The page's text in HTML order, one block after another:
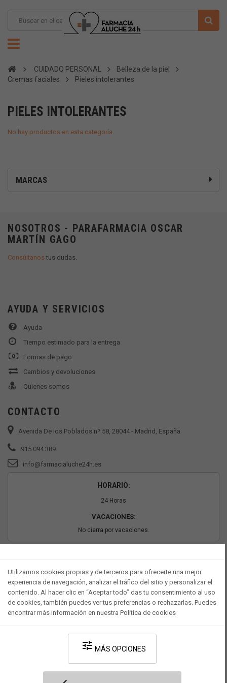
CUIDADO PERSONAL
Belleza de la piel
Cremas faciales
Pieles intolerantes
MARCAS
PIELES INTOLERANTES
No hay productos en esta categoría
NOSOTROS - PARAFARMACIA OSCAR
MARTÍN GAGO
Consúltanostus dudas.
AYUDA Y SERVICIOS
Ayuda
Tiempo estimado para la entrega
Formas de pago
Cambios y devoluciones
Quienes somos
CONTACTO
Avenida De los Poblados nº 58, 28044 - Madrid, España
915 094 389
info@farmacialuche24h.es
HORARIO:
24 Horas
VACACIONES:
No cierra por vacaciones.
Desarrollado por V·Farma-Política de privacidad-Política de cookies
Utilizamos cookies propias y de terceros para ofrecerte una mejor
experiencia de navegación, analizar el tráfico del sitio y personalizar el
contenido. Al hacer clic en “Aceptar todo” das tu consentimiento al uso
de cookies, también puedes ver tus preferencias o rechazarlas. Puedes
encontrar más información en nuestra Política de cookies
tune MÁS OPCIONES